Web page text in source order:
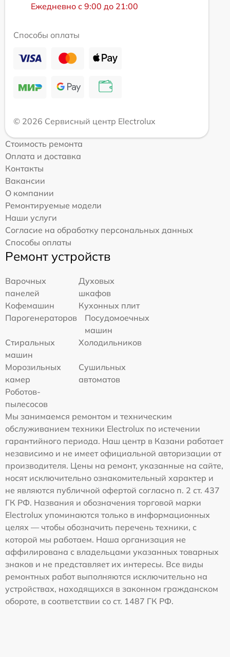
Ежедневно с 9:00 до 21:00
Способы оплаты
© 2026 Сервисный центр Electrolux
Стоимость ремонта
Оплата и доставка
Контакты
Вакансии
О компании
Ремонтируемые модели
Наши услуги
Согласие на обработку персональных данных
Способы оплаты
Ремонт устройств
Варочных
панелей
Духовых
шкафов
Кофемашин
Кухонных плит
Парогенераторов
Посудомоечных
машин
Стиральных
машин
Холодильников
Морозильных
камер
Сушильных
автоматов
Роботов-
пылесосов
Мы занимаемся ремонтом и техническим
обслуживанием техники Electrolux по истечении
гарантийного периода. Наш центр в Казани работает
независимо и не имеет официальной авторизации от
производителя. Цены на ремонт, указанные на сайте,
носят исключительно ознакомительный характер и
не являются публичной офертой согласно п. 2 ст. 437
ГК РФ. Названия и обозначения торговой марки
Electrolux упоминаются только в информационных
целях — чтобы обозначить перечень техники, с
которой мы работаем. Наша организация не
аффилирована с владельцами указанных товарных
знаков и не представляет их интересы. Все виды
ремонтных работ выполняются исключительно на
устройствах, находящихся в законном гражданском
обороте, в соответствии со ст. 1487 ГК РФ.